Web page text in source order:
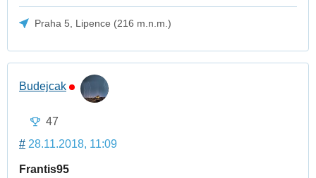
Praha 5, Lipence (216 m.n.m.)
Budejcak
47
# 28.11.2018, 11:09
Frantis95